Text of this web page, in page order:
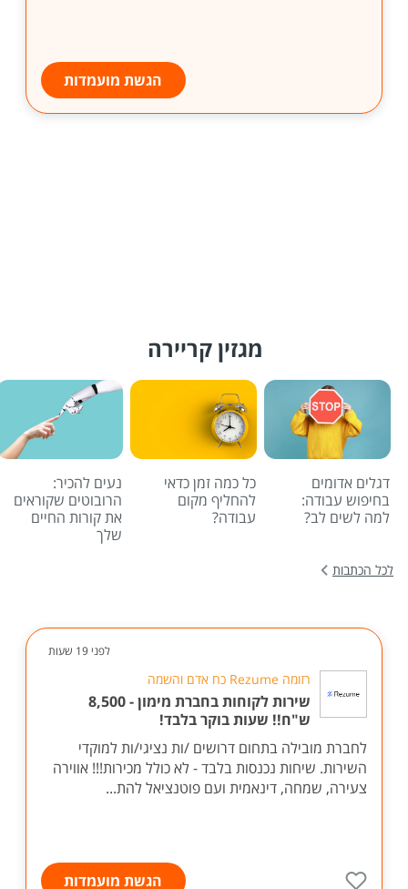
הגשת מועמדות
מגזין קריירה
דגלים אדומים
בחיפוש עבודה:
למה לשים לב?
כל כמה זמן כדאי
להחליף מקום
עבודה?
נעים להכיר:
הרובוטים שקוראים
את קורות החיים
שלך
לכל הכתבות
לפני 19 שעות
רזומה Rezume כח אדם והשמה
שירות לקוחות בחברת מימון - 8,500
ש"ח!! שעות בוקר בלבד!
לחברת מובילה בתחום דרושים /ות נציגי/ות למוקדי
השירות. שיחות נכנסות בלבד - לא כולל מכירות!!! אווירה
צעירה, שמחה, דינאמית ועם פוטנציאל להת...
הגשת מועמדות